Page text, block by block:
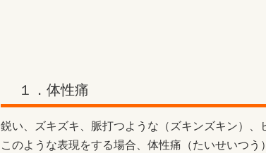
１．体性痛
鋭い、ズキズキ、脈打つような（ズキンズキン）、
このような表現をする場合、体性痛（たいせいつ